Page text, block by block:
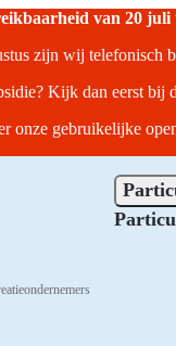
van 20 juli
zijn wij telefonisch
Kijk dan eerst bij
onze gebruikelijke